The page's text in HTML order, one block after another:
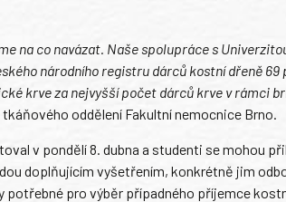
na co navázat. Naše spolupráce s
národního registru dárců kostní dřeně
krve za nejvyšší počet dárců krve v rámci
oddělení Fakultní nemocnice Brno.
v pondělí 8. dubna a studenti se mohou
doplňujícím vyšetřením, konkrétně jim
potřebné pro výběr případného příjemce